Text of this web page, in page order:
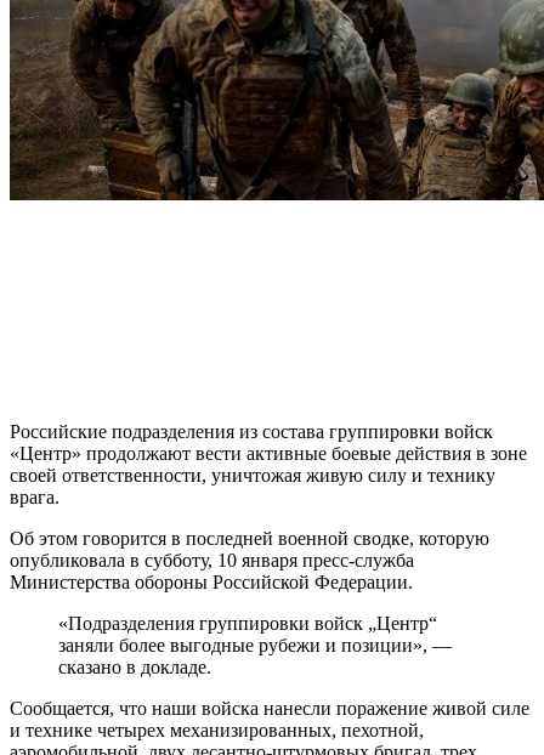
Российские подразделения из состава группировки войск
«Центр» продолжают вести активные боевые действия в зоне
своей ответственности, уничтожая живую силу и технику
врага.
Об этом говорится в последней военной сводке, которую
опубликовала в субботу, 10 января пресс-служба
Министерства обороны Российской Федерации.
«Подразделения группировки войск „Центр“
заняли более выгодные рубежи и позиции», —
сказано в докладе.
Сообщается, что наши войска нанесли поражение живой силе
и технике четырех механизированных, пехотной,